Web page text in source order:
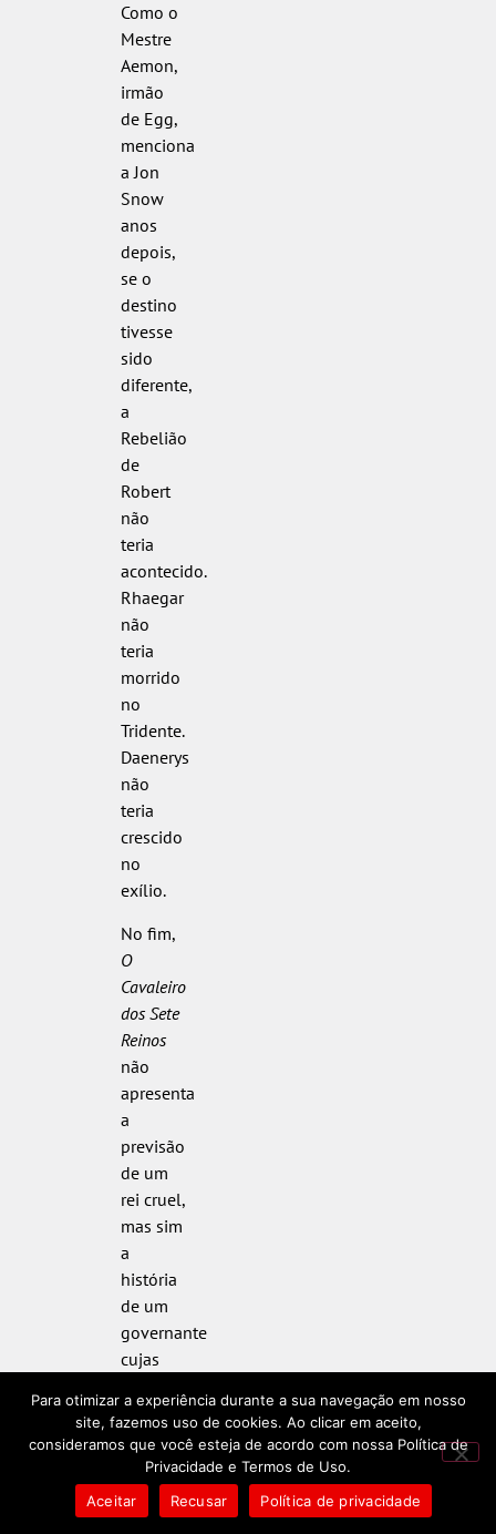
Como o
Mestre
Aemon,
irmão
de Egg,
menciona
a Jon
Snow
anos
depois,
se o
destino
tivesse
sido
diferente,
a
Rebelião
de
Robert
não
teria
acontecido.
Rhaegar
não
teria
morrido
no
Tridente.
Daenerys
não
teria
crescido
no
exílio.
No fim,
O
Cavaleiro
dos Sete
Reinos
não
apresenta
a
previsão
de um
rei cruel,
mas sim
a
história
de um
governante
cujas
intenções
e
obsessão
por
dragões
Para otimizar a experiência durante a sua navegação em nosso
site, fazemos uso de cookies. Ao clicar em aceito,
consideramos que você esteja de acordo com nossa Política de
Privacidade e Termos de Uso.
Aceitar
Recusar Política de privacidade